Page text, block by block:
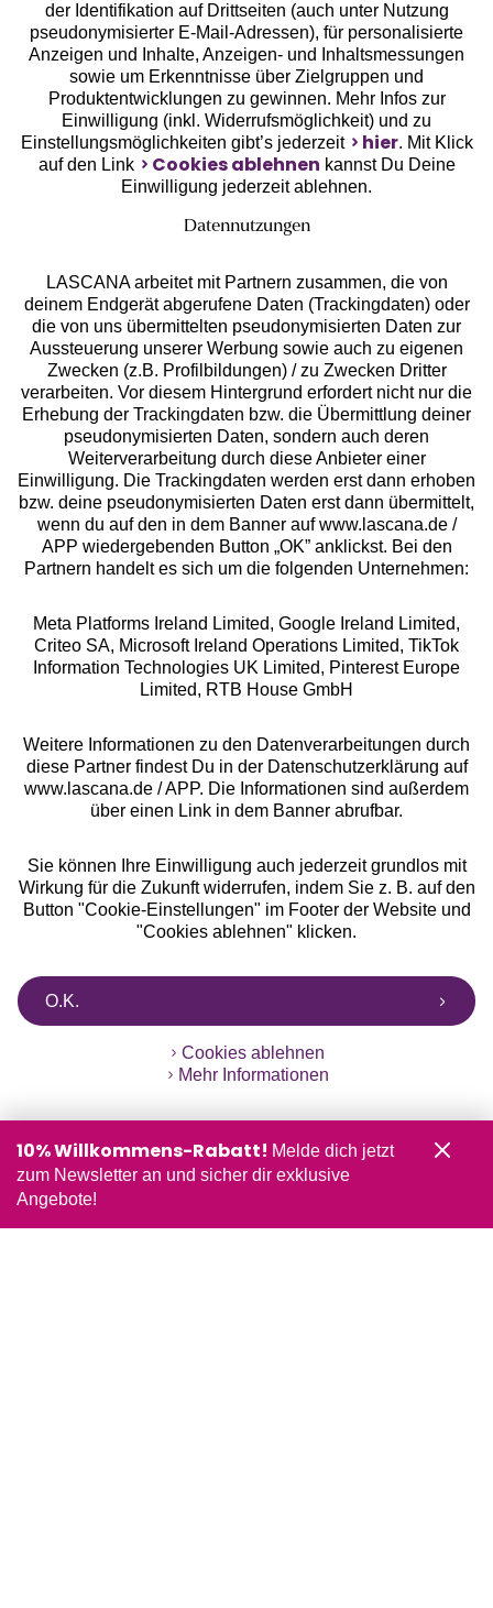
Unsere Apps
Services
Beratung
Über uns
Rechtliches
Alle Preise inkl. MwSt., zzgl.
Versandkosten
** Bonität vorausgesetzt, berechtigt zur Bonitätsprüfung
der Identifikation auf Drittseiten (auch unter Nutzung
pseudonymisierter E-Mail-Adressen), für personalisierte
Anzeigen und Inhalte, Anzeigen- und Inhaltsmessungen
sowie um Erkenntnisse über Zielgruppen und
Produktentwicklungen zu gewinnen. Mehr Infos zur
Einwilligung (inkl. Widerrufsmöglichkeit) und zu
Einstellungsmöglichkeiten gibt’s jederzeit
hier. Mit Klick
auf den Link
Cookies ablehnen kannst Du Deine
Einwilligung jederzeit ablehnen.
Datennutzungen
LASCANA arbeitet mit Partnern zusammen, die von
deinem Endgerät abgerufene Daten (Trackingdaten) oder
die von uns übermittelten pseudonymisierten Daten zur
Aussteuerung unserer Werbung sowie auch zu eigenen
Zwecken (z.B. Profilbildungen) / zu Zwecken Dritter
verarbeiten. Vor diesem Hintergrund erfordert nicht nur die
Erhebung der Trackingdaten bzw. die Übermittlung deiner
pseudonymisierten Daten, sondern auch deren
Weiterverarbeitung durch diese Anbieter einer
Einwilligung. Die Trackingdaten werden erst dann erhoben
bzw. deine pseudonymisierten Daten erst dann übermittelt,
wenn du auf den in dem Banner auf www.lascana.de /
APP wiedergebenden Button „OK” anklickst. Bei den
Partnern handelt es sich um die folgenden Unternehmen:
Meta Platforms Ireland Limited, Google Ireland Limited,
Criteo SA, Microsoft Ireland Operations Limited, TikTok
Information Technologies UK Limited, Pinterest Europe
Limited, RTB House GmbH
Weitere Informationen zu den Datenverarbeitungen durch
diese Partner findest Du in der Datenschutzerklärung auf
www.lascana.de / APP. Die Informationen sind außerdem
über einen Link in dem Banner abrufbar.
Sie können Ihre Einwilligung auch jederzeit grundlos mit
Wirkung für die Zukunft widerrufen, indem Sie z. B. auf den
Button "Cookie-Einstellungen" im Footer der Website und
"Cookies ablehnen" klicken.
O.K.
Cookies ablehnen
Mehr Informationen
10% Willkommens-Rabatt! Melde dich jetzt
zum Newsletter an und sicher dir exklusive
Angebote!